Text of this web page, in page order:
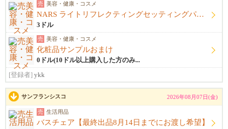
売 美容・健康・コスメ
NARS ライトリフレクティングセッティングパウダー プレストN
3ドル
売 美容・健康・コスメ
化粧品サンプルおまけ
0ドル(10ドル以上購入した方のみ...
[登録者] ykk
サンフランシスコ 2026年08月07日(金)
売 生活用品
バスチェア【最終出品8月14日までにお渡し希望】